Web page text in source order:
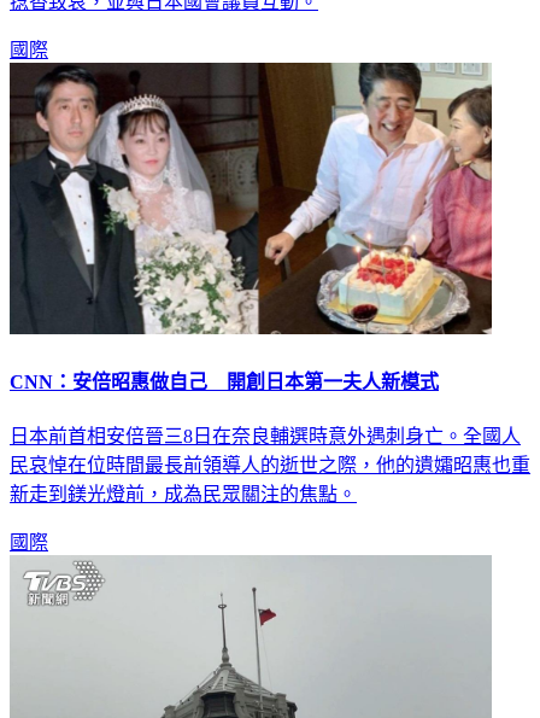
國際
CNN：安倍昭惠做自己 開創日本第一夫人新模式
日本前首相安倍晉三8日在奈良輔選時意外遇刺身亡。全國人
民哀悼在位時間最長前領導人的逝世之際，他的遺孀昭惠也重
新走到鎂光燈前，成為民眾關注的焦點。
國際